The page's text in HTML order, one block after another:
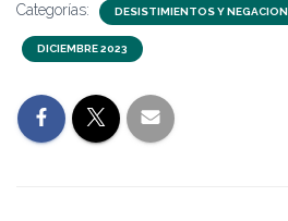
Categorías: DESISTIMIENTOS Y
DICIEMBRE 2023